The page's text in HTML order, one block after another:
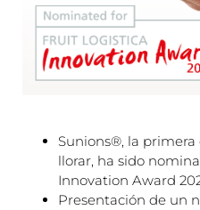
Sunions®, la
llorar, ha sido
Innovation Award
Presentación de un